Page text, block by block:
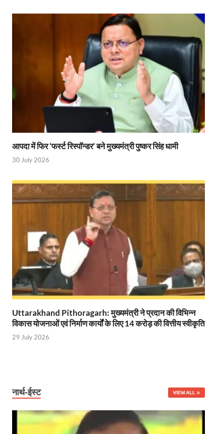
PM Modi Somnath Mandir: सोमनाथ में पीएम मोदी ने
Uttar Pradesh News: ‘आभार प्रधानमंत्री जी, डबल
UP AI App: सीएम योगी के मिशन को साकार कर रहा
Ashwini Vaishnaw: औपनिवेशिक मानसिकता से रेलवे को
Aadhaar gets a face: भारतीय विशिष्ट पहचान
AI Start-Ups: प्रधानमंत्री ने भारतीय एआई स्टार्टअप्स के
Hindi Salahkar Samiti: विधि एवं न्याय मंत्रालय विधायी
PANKHUDI Portal: पंखुड़ी पोर्टल का शुभारंभ,जानें क्या
Uttarakhand Young Leaders Dialogue: विकसित
Demand for Review of FRK Policy: ऍफ़आरके नीति
Ram Mandir Control Room: राम मंदिर की सुरक्षा
CM Dhami Meeting With Nitin Gadkari: बैठक में
Kalyan Singh Jayanti: अपने नाम को उत्तर प्रदेश के
Kashi Volleyball Mahakumbh: काशी में होगा
Vande Bharat Sleeper Train: वंदे भारत स्लीपर ट्रेन
CM Pushkar Singh Dhami: मुख्यमंत्री ने ‘जन-जन की
आपदा में फिर ‘फर्स्ट रिस्पॉन्डर’ बने मुख्यमंत्री पुष्कर सिंह धामी
30 July 2026
Uttarakhand Pithoragarh: मुख्यमंत्री ने प्रदान की विभिन्न
विकास योजनाओं एवं निर्माण कार्यों के लिए 14 करोड़ की वित्तीय स्वीकृति
29 July 2026
नार्थ-ईस्ट VIEW ALL